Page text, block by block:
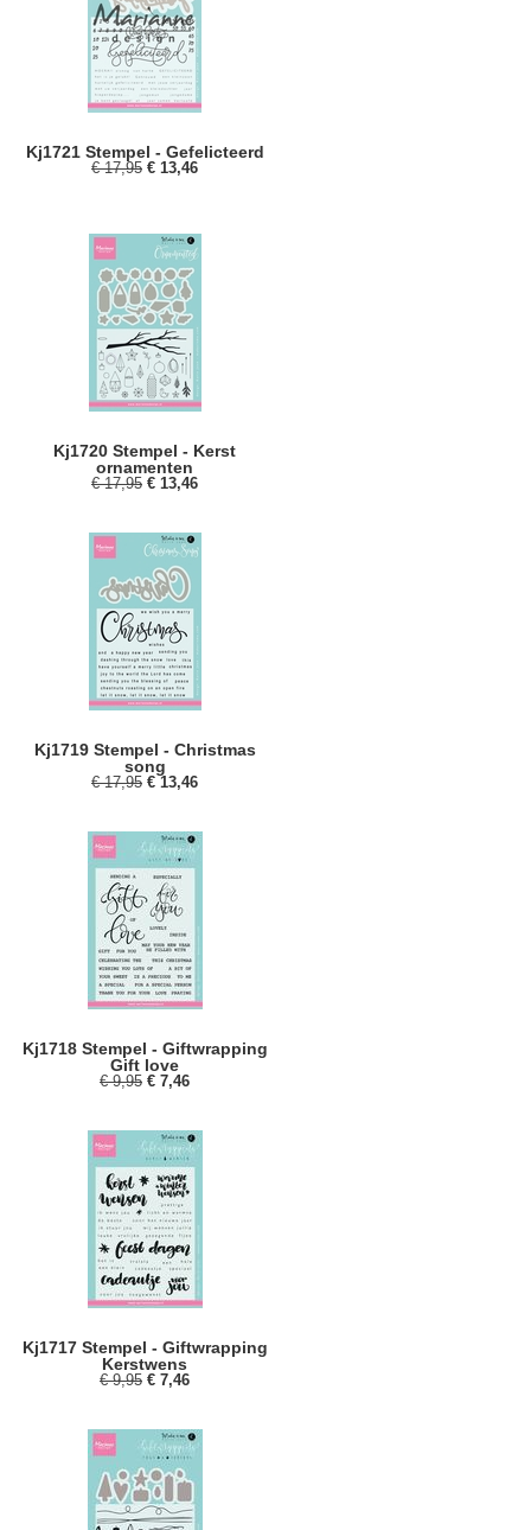
Kj1721 Stempel - Gefelicteerd
€ 17,95 € 13,46
Kj1720 Stempel - Kerst
ornamenten
€ 17,95 € 13,46
Kj1719 Stempel - Christmas
song
€ 17,95 € 13,46
Kj1718 Stempel - Giftwrapping
Gift love
€ 9,95 € 7,46
Kj1717 Stempel - Giftwrapping
Kerstwens
€ 9,95 € 7,46